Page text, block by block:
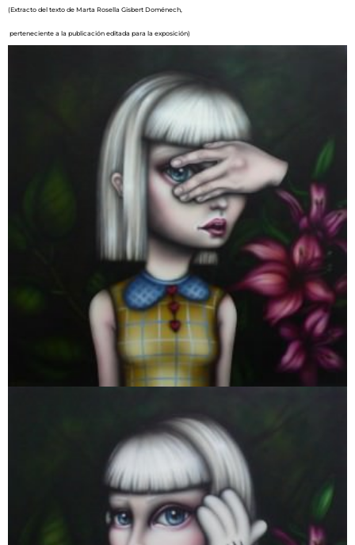
(Extracto del texto de Marta Rosella Gisbert Doménech,
perteneciente a la publicación editada para la exposición)